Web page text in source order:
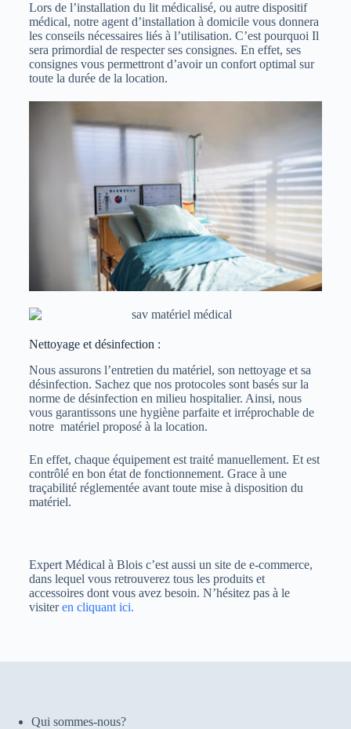
Lors de l’installation du lit médicalisé, ou autre dispositif
médical, notre agent d’installation à domicile vous donnera
les conseils nécessaires liés à l’utilisation. C’est pourquoi Il
sera primordial de respecter ses consignes. En effet, ses
consignes vous permettront d’avoir un confort optimal sur
toute la durée de la location.
Nettoyage et désinfection :
Nous assurons l’entretien du matériel, son nettoyage et sa
désinfection. Sachez que nos protocoles sont basés sur la
norme de désinfection en milieu hospitalier. Ainsi, nous
vous garantissons une hygiène parfaite et irréprochable de
notre matériel proposé à la location.
En effet, chaque équipement est traité manuellement. Et est
contrôlé en bon état de fonctionnement. Grace à une
traçabilité réglementée avant toute mise à disposition du
matériel.
Expert Médical à Blois c’est aussi un site de e-commerce,
dans lequel vous retrouverez tous les produits et
accessoires dont vous avez besoin. N’hésitez pas à le
visiteren cliquant ici.
Qui sommes-nous?